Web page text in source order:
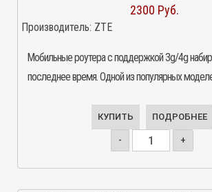
2300 Руб.
Производитель: ZTE
Мобильные роутера с поддержкой 3g/4g
последнее время. Одной из популярных
КУПИТЬ ПОДРОБНЕЕ
- +